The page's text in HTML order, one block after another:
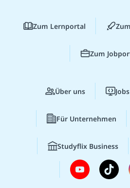
Zum Lernportal
Zum
Über uns
Für Unternehmen
Studyflix Business